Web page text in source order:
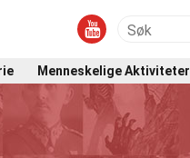
Menneskelige Aktiviteter